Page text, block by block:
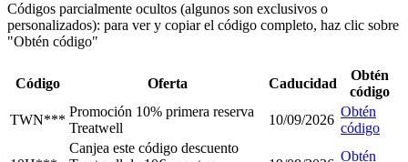
Códigos parcialmente ocultos (algunos son exclusivos o
personalizados): para ver y copiar el código completo, haz clic sobre
"Obtén código"
Código Oferta Caducidad
Obtén
código
TWN***
Promoción 10% primera reserva
Treatwell
10/09/2026
Obtén
código
Canjea este código descuento
Obtén